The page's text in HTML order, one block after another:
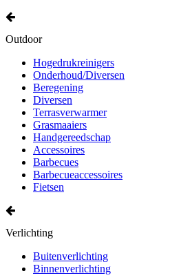
Outdoor
Hogedrukreinigers
Onderhoud/Diversen
Beregening
Diversen
Terrasverwarmer
Grasmaaiers
Handgereedschap
Accessoires
Barbecues
Barbecueaccessoires
Fietsen
Verlichting
Buitenverlichting
Binnenverlichting